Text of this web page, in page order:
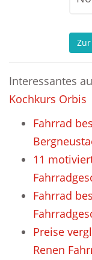
Interessantes
Kochkurs Orbis
Fahrrad
11
Fahrrad
Preise
Renen